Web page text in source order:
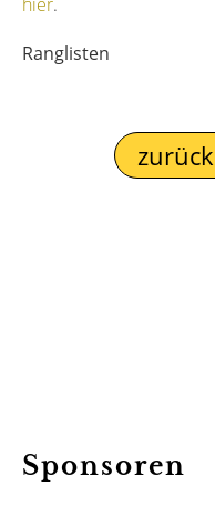
Ranglisten
Sponsoren